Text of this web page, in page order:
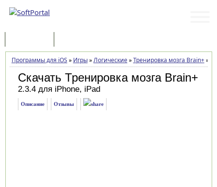
Программы для iOS » Игры»Логические»Тренировка мозга Brain+»
Скачать Тренировка мозга Brain+
2.3.4 для iPhone, iPad
Описание Отзывы